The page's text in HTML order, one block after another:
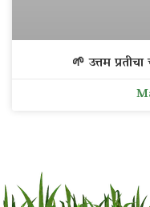
🌱 उत्तम